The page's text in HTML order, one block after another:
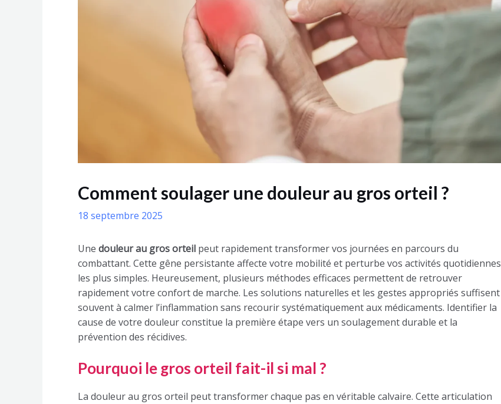
Comment soulager une douleur au gros orteil ?
18 septembre 2025
Une douleur au gros orteil peut rapidement transformer vos journées en parcours du
combattant. Cette gêne persistante affecte votre mobilité et perturbe vos activités quotidiennes
les plus simples. Heureusement, plusieurs méthodes efficaces permettent de retrouver
rapidement votre confort de marche. Les solutions naturelles et les gestes appropriés suffisent
souvent à calmer l’inflammation sans recourir systématiquement aux médicaments. Identifier la
cause de votre douleur constitue la première étape vers un soulagement durable et la
prévention des récidives.
Pourquoi le gros orteil fait-il si mal ?
La douleur au gros orteil peut transformer chaque pas en véritable calvaire. Cette articulation